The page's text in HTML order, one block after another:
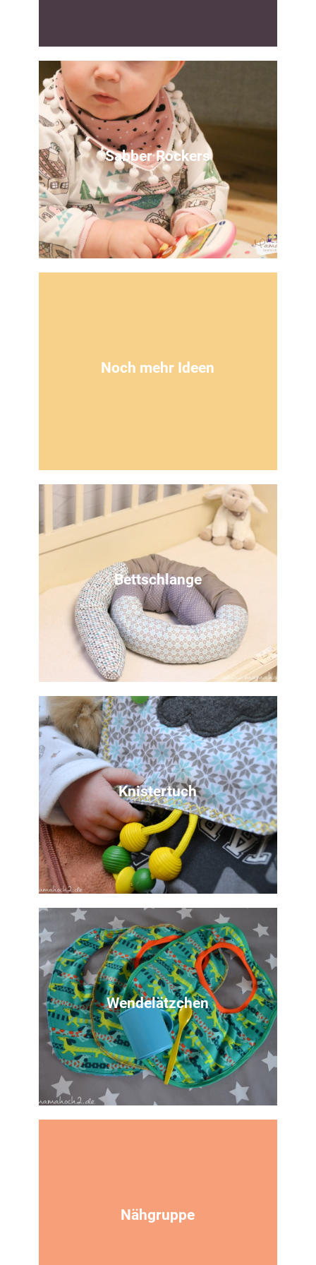
Keine Lust auf umwege
Hier gehts direkt zum Schnittmuster
Zum Download
Sabber Rockers
Noch mehr Ideen
Bei Pinterest findest du
unzählige ideen
Schau auf unserem Kanal vorbei
Zur Anleitung
Bettschlange
Nähanleitung
für eine praktische Bettschlange für das
Babybett
Zur Anleitung
Knistertuch
Nähanleitung
für ein Knistertuch
Zur Anleitung
Wendelätzchen
Nähgruppe